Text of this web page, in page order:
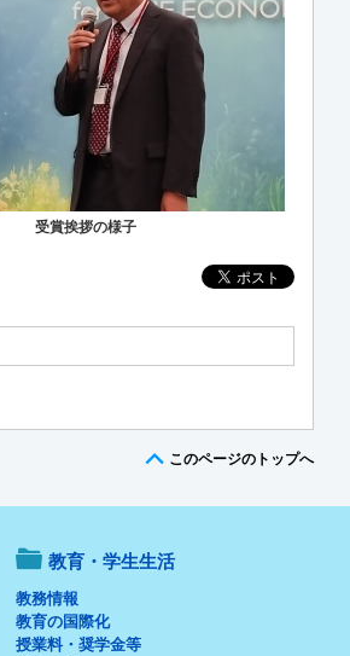
受賞挨拶の様子
このページのトップへ
教育・学生生活
教務情報
教育の国際化
授業料・奨学金等